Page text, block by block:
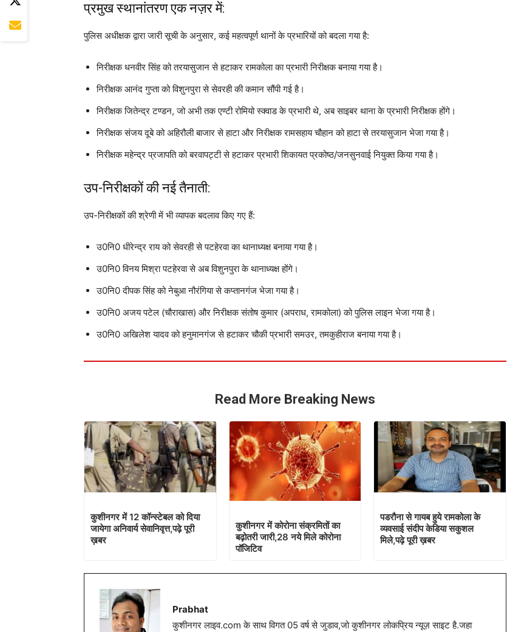
​प्रमुख स्थानांतरण एक नज़र में:
​पुलिस अधीक्षक द्वारा जारी सूची के अनुसार, कई महत्वपूर्ण थानों के प्रभारियों को बदला गया है:
​निरीक्षक धनवीर सिंह को तरयासुजान से हटाकर रामकोला का प्रभारी निरीक्षक बनाया गया है।
​निरीक्षक आनंद गुप्ता को विशुनपुरा से सेवरही की कमान सौंपी गई है।
​निरीक्षक जितेन्द्र टण्डन, जो अभी तक एण्टी रोमियो स्क्वाड के प्रभारी थे, अब साइबर थाना के प्रभारी निरीक्षक होंगे।
​निरीक्षक संजय दूबे को अहिरौली बाजार से हाटा और निरीक्षक रामसहाय चौहान को हाटा से तरयासुजान भेजा गया है।
​निरीक्षक महेन्द्र प्रजापति को बरवापट्टी से हटाकर प्रभारी शिकायत प्रकोष्ठ/जनसुनवाई नियुक्त किया गया है।
​उप-निरीक्षकों की नई तैनाती:
​उप-निरीक्षकों की श्रेणी में भी व्यापक बदलाव किए गए हैं:
​उ0नि0 धीरेन्द्र राय को सेवरही से पटहेरवा का थानाध्यक्ष बनाया गया है।
​उ0नि0 विनय मिश्रा पटहेरवा से अब विशुनपुरा के थानाध्यक्ष होंगे।
​उ0नि0 दीपक सिंह को नेबुआ नौरंगिया से कप्तानगंज भेजा गया है।
​उ0नि0 अजय पटेल (चौराखास) और निरीक्षक संतोष कुमार (अपराध, रामकोला) को पुलिस लाइन भेजा गया है।
​उ0नि0 अखिलेश यादव को हनुमानगंज से हटाकर चौकी प्रभारी समउर, तमकुहीराज बनाया गया है।
Read More Breaking News
कुशीनगर में 12 कॉन्स्टेबल को दिया
जायेगा अनिवार्य सेवानिवृत्त,पढ़े पूरी
ख़बर
कुशीनगर में कोरोना संक्रमितों का
बढ़ोतरी जारी,28 नये मिले कोरोना
पॉजिटिव
पडरौना से गायब हुये रामकोला के
व्यवसाई संदीप केडिया सकुशल
मिले,पढ़े पूरी ख़बर
Prabhat
कुशीनगर लाइव.com के साथ विगत 05 वर्ष से जुडाव,जो कुशीनगर लोकप्रिय न्यूज़ साइट है.जहा